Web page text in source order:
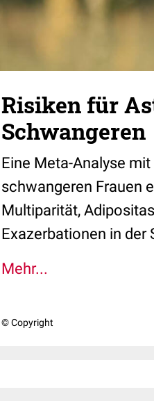
Risiken für
Schwangeren
Eine Meta-Analyse
schwangeren Frauen
Multiparität,
Exazerbationen in
Mehr...
© Copyright